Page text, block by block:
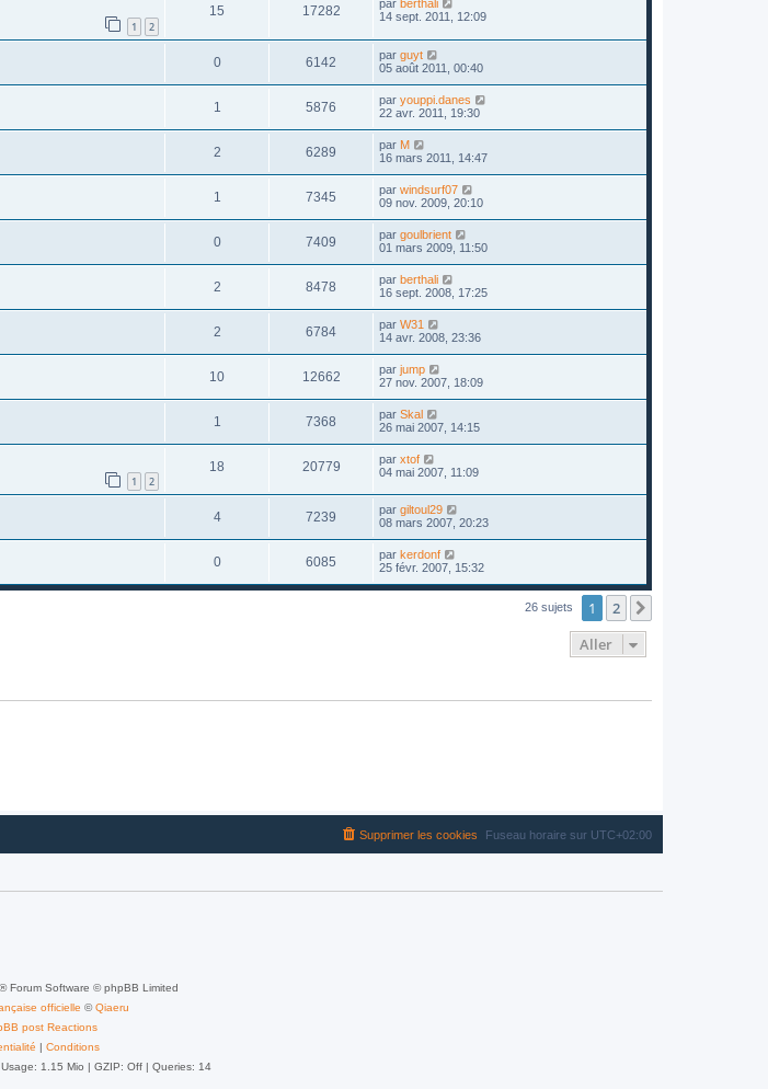
1 2
15 17282 par berthali
14 sept. 2011, 12:09
0 6142 par guyt
05 août 2011, 00:40
1 5876 par youppi.danes
22 avr. 2011, 19:30
2 6289 par M
16 mars 2011, 14:47
1 7345 par windsurf07
09 nov. 2009, 20:10
0 7409 par goulbrient
01 mars 2009, 11:50
2 8478 par berthali
16 sept. 2008, 17:25
2 6784 par W31
14 avr. 2008, 23:36
10 12662 par jump
27 nov. 2007, 18:09
1 7368 par Skal
26 mai 2007, 14:15
1 2
18 20779 par xtof
04 mai 2007, 11:09
4 7239 par giltoul29
08 mars 2007, 20:23
0 6085 par kerdonf
25 févr. 2007, 15:32
26 sujets 1 2
Aller
Fuseau horaire sur UTC+02:00
Supprimer les cookies
® Forum Software © phpBB Limited
officielle ©Qiaeru
post Reactions
| Conditions
1.15 Mio | GZIP: Off | Queries: 14